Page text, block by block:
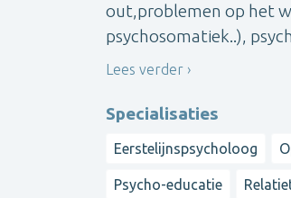
out,problemen op het
psychosomatiek..),
Lees verder
Specialisaties
Eerstelijnspsycholoog
Psycho-educatie